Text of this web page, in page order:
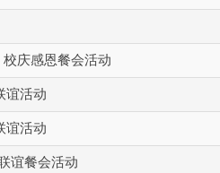
庆感恩餐会活动
谊活动
谊活动
谊餐会活动